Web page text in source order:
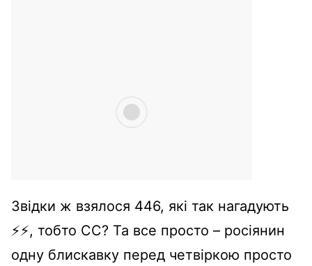
Звідки ж взялося 446, які так нагадують
⚡️⚡️, тобто СС? Та все просто – росіянин
одну блискавку перед четвіркою просто